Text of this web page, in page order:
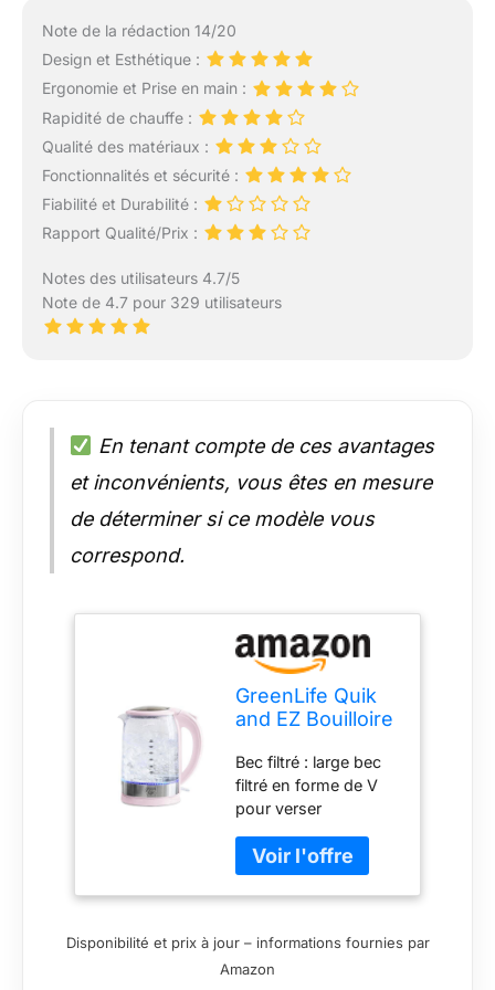
Note de la rédaction 14/20
Design et Esthétique :
Ergonomie et Prise en main :
Rapidité de chauffe :
Qualité des matériaux :
Fonctionnalités et sécurité :
Fiabilité et Durabilité :
Rapport Qualité/Prix :
Notes des utilisateurs 4.7/5
Note de 4.7 pour 329 utilisateurs
En tenant compte de ces avantages
et inconvénients, vous êtes en mesure
de déterminer si ce modèle vous
correspond.
GreenLife Quik
and EZ Bouilloire
utilisation facile
en une touche,
chauffage
rapide, bec filtré,
base LED, arrêt
automatique,
service sans fil,
Bec filtré : large bec
filtré en forme de V
pour verser
proprement Résistant
aux chocs
thermiques : le corps
à des changements
rapides de
Disponibilité et prix à jour – informations fournies par
Amazon